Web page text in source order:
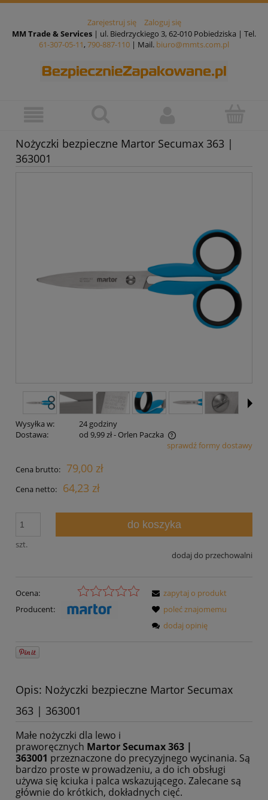
Zarejestruj się
Zaloguj się
MM Trade & Services | ul. Biedrzyckiego 3, 62-010 Pobiedziska | Tel.
61-307-05-11, 790-887-110 | Mail. biuro@mmts.com.pl
Nożyczki bezpieczne Martor Secumax 363 |
363001
Wysyłka w:
24 godziny
Dostawa:
od 9,99 zł- Orlen Paczka
Cena nie zawiera ewentualnych kosztów płatnościsprawdź formy dostawy
Cena brutto: 79,00 zł
Cena netto: 64,23 zł
szt.
do koszyka
dodaj do przechowalni
Ocena:
Producent:
zapytaj o produkt
poleć znajomemu
dodaj opinię
Opis: Nożyczki bezpieczne Martor Secumax
363 | 363001
Małe nożyczki dla lewo i
praworęcznych Martor Secumax 363 |
363001 przeznaczone do precyzyjnego wycinania. Są
bardzo proste w prowadzeniu, a do ich obsługi
używa się kciuka i palca wskazującego. Zalecane są
głównie do krótkich, dokładnych cięć.